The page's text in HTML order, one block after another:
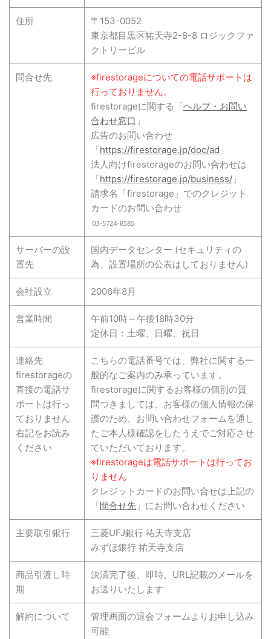
住所
〒153-0052
東京都目黒区祐天寺2-8-8 ロジックファ
クトリービル
問合せ先
※firestorageについての電話サポートは
行っておりません。
firestorageに関する「ヘルプ・お問い
合わせ窓口 」
広告のお問い合わせ
「https://firestorage.jp/doc/ad 」
法人向けfirestorageのお問い合わせは
「https://firestorage.jp/business/ 」
請求名「firestorage」でのクレジット
カードのお問い合わせ
サーバーの設
置先
国内データセンター (セキュリティの
為、設置場所の公表はしておりません)
会社設立 2006年8月
営業時間
午前10時～午後18時30分
定休日：土曜、日曜、祝日
連絡先
firestorageの
直接の電話サ
ポートは行っ
ておりません
右記をお読み
ください
こちらの電話番号では、弊社に関する一
般的なご案内のみ承っています。
firestorageに関するお客様の個別の質
問つきましては、お客様の個人情報の保
護のため、お問い合わせフォームを通し
たご本人様確認をしたうえでご対応させ
ていただいております。
※firestorageは電話サポートは行ってお
りません
クレジットカードのお問い合せは上記の
「問合せ先 」にお問い合わせください
主要取引銀行
三菱UFJ銀行 祐天寺支店
みずほ銀行 祐天寺支店
商品引渡し時
期
決済完了後、即時、URL記載のメールを
お送りいたします
解約について
管理画面の退会フォームよりお申し込み
可能